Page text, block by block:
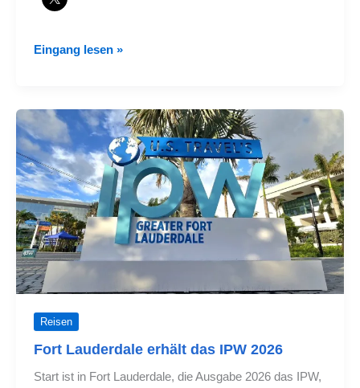
Leitfaden
die
nach
Philadelphia
reisen
Eingang lesen »
Reisen
Fort Lauderdale erhält das IPW 2026
Start ist in Fort Lauderdale, die Ausgabe 2026 das IPW,